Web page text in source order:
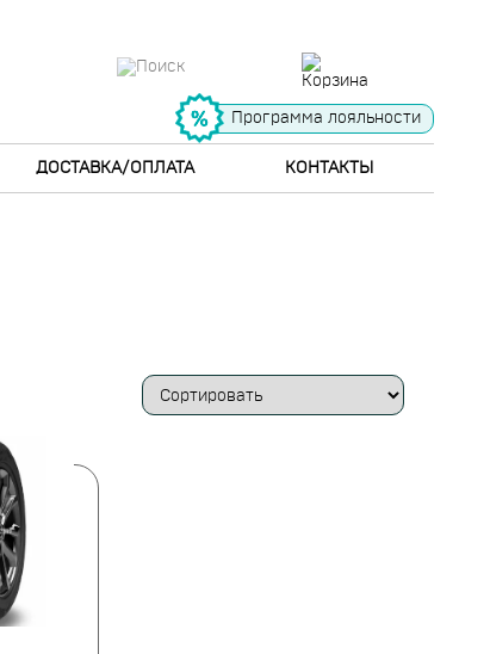
Программа лояльности
ДОСТАВКА/ОПЛАТА КОНТАКТЫ